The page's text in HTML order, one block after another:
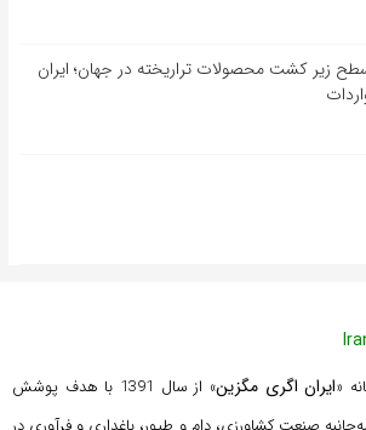
زیر کشت محصولات تراریخته در جهان؛ ایران
«ایران اگری مگزین
» از سال 1391 با هدف پوشش